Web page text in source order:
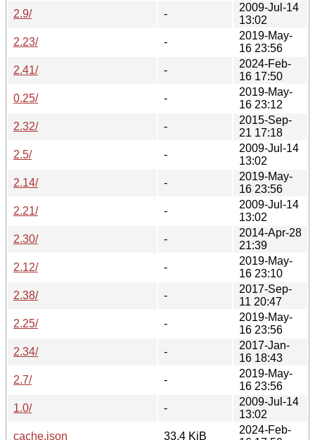
2.9/
-
2009-Jul-14
13:02
2.23/
-
2019-May-
16 23:56
2.41/
-
2024-Feb-
16 17:50
0.25/
-
2019-May-
16 23:12
2.32/
-
2015-Sep-
21 17:18
2.5/
-
2009-Jul-14
13:02
2.14/
-
2019-May-
16 23:56
2.21/
-
2009-Jul-14
13:02
2.30/
-
2014-Apr-28
21:39
2.12/
-
2019-May-
16 23:10
2.38/
-
2017-Sep-
11 20:47
2.25/
-
2019-May-
16 23:56
2.34/
-
2017-Jan-
16 18:43
2.7/
-
2019-May-
16 23:56
1.0/
-
2009-Jul-14
13:02
cache.json
33.4 KiB
2024-Feb-